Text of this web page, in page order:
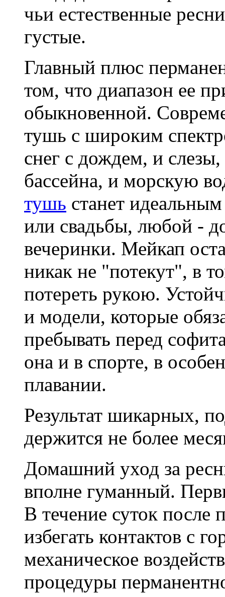
чьи естественные
густые.
Главный плюс
том, что диапазон ее
обыкновенной.
тушь с широким
снег с дождем, и
бассейна, и морскую
тушь станет
или свадьбы, любой -
вечеринки. Мейкап
никак не "потекут", в
потереть рукою.
и модели, которые
пребывать перед
она и в спорте, в
плавании.
Результат шикарных,
держится не более
Домашний уход за
вполне гуманный.
В течение суток
избегать контактов с
механическое
процедуры